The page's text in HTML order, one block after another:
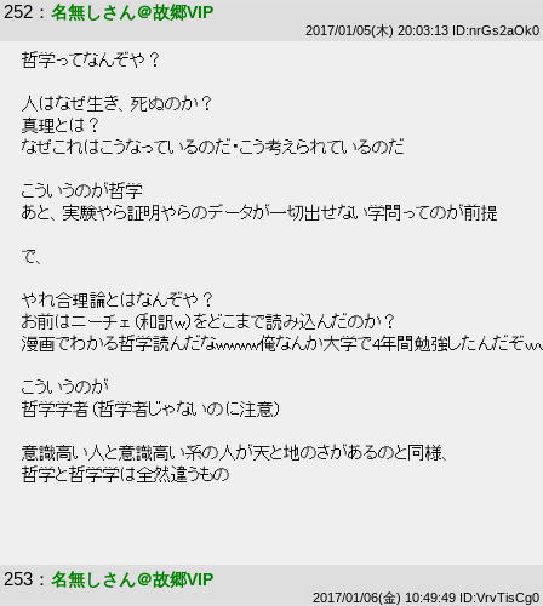
252 ： 名無しさん＠故郷VIP
2017/01/05(木) 20:03:13 ID:nrGs2aOk0
哲学ってなんぞや？
人はなぜ生き、死ぬのか？
真理とは？
なぜこれはこうなっているのだ・こう考えられているのだ
こういうのが哲学
あと、実験やら証明やらのデータが一切出せない学問ってのが前提
で、
やれ合理論とはなんぞや？
お前はニーチェ（和訳w）をどこまで読み込んだのか？
漫画でわかる哲学読んだなwwww俺なんか大学で4年間勉強したんだぞｗ
こういうのが
哲学学者（哲学者じゃないのに注意）
意識高い人と意識高い系の人が天と地のさがあるのと同様、
哲学と哲学学は全然違うもの
253 ： 名無しさん＠故郷VIP
2017/01/06(金) 10:49:49 ID:VrvTisCg0